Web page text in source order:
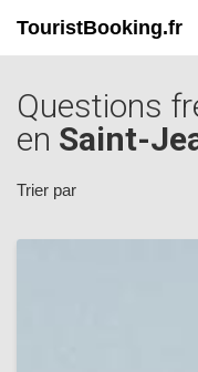
TouristBooking.fr
Questions
en Saint-
Trier par